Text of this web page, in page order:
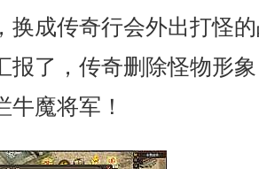
换成传奇行会外出打怪
报了，传奇删除怪物形
牛魔将军！